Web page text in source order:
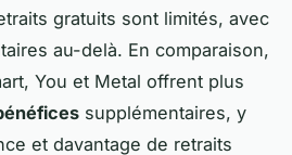
gratuits sont limités, avec
au-delà. En comparaison,
You et Metal offrent plus
supplémentaires, y
et davantage de retraits